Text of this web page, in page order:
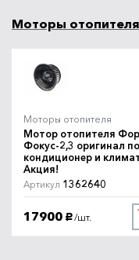
Моторы отопителя
Моторы отопителя
Мотор отопителя
Фокус-2,3 оригинал
кондиционер и
Акция!
Артикул 1362640
17900 руб. /шт.